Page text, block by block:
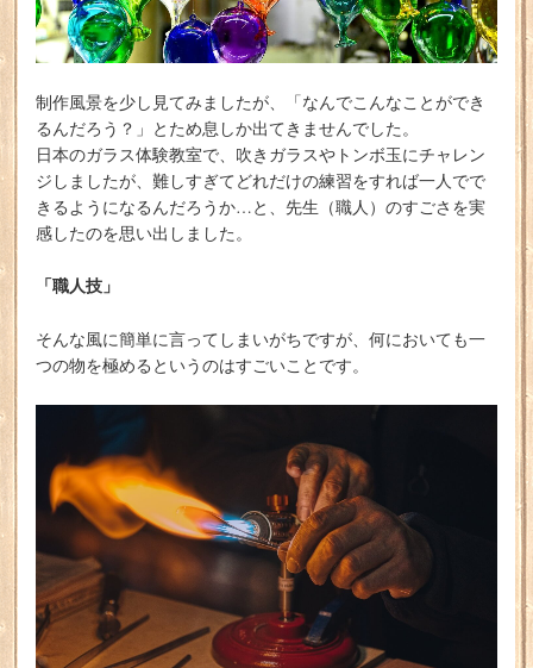
制作風景を少し見てみましたが、「なんでこんなことができ
るんだろう？」とため息しか出てきませんでした。
日本のガラス体験教室で、吹きガラスやトンボ玉にチャレン
ジしましたが、難しすぎてどれだけの練習をすれば一人でで
きるようになるんだろうか…と、先生（職人）のすごさを実
感したのを思い出しました。
「職人技」
そんな風に簡単に言ってしまいがちですが、何においても一
つの物を極めるというのはすごいことです。